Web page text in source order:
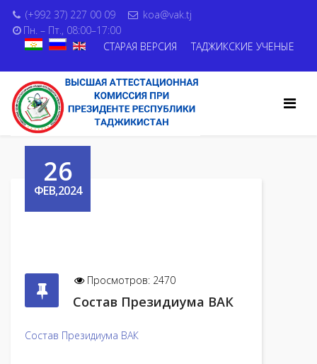
(+992 37) 227 00 09
koa@vak.tj
Пн. – Пт., 08:00–17:00
СТАРАЯ ВЕРСИЯ
ТАДЖИКСКИЕ УЧЕНЫЕ
26
ФЕВ,2024
Просмотров: 2470
Состав Президиума ВАК
Состав Президиума ВАК